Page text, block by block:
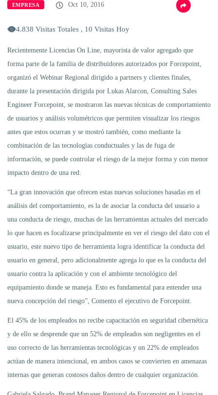
EMPRESA Oct 10, 2016
4.838 Visitas Totales , 10 Visitas Hoy
Recientemente Licencias On Line, mayorista de valor agregado que
forma parte de la familia de distribuidores autorizados por Forcepoint,
organizó el Webinar Regional dirigido a partners y clientes finales,
durante la presentación dirigida por Lukas Alarcon, Consulting Sales
Engineer Forcepoint, se mostraron las nuevas técnicas de comportamiento
de usuarios y análisis volumétricos que permiten visualizar los riesgos
antes que estos ocurran y se mostró también, como mediante la
combinación de las tecnologías conductuales y las de fuga de
información, se puede controlar el riesgo de la mejor forma y con menor
impacto dentro de una red.
“La gran innovación que ofrecen estas nuevas soluciones basadas en el
análisis del comportamiento, es la de asociar la conducta del usuario a
una conducta de riesgo, muchas de las herramientas actuales del mercado
lo que hacen es focalizarse principalmente en ver el riesgo del dato con el
usuario, este nuevo tipo de herramienta logra identificar la conducta del
usuario en general, pero adicionalmente agrega lo que es la conducta del
usuario contra la aplicación y con el ambiente tecnológico del
equipamiento donde se maneja. Esto es fundamental para entender una
nueva concepción del riesgo”, Comento el ejecutivo de Forcepoint.
El 45% de los empleados no recibe capacitación en seguridad cibernética
y de ello se desprende que un 52% de empleados son negligentes en el
uso correcto de las herramientas tecnológicas y un 22% de empleados
actúan de manera intencional, en ambos casos se convierten en amenazas
internas que generan costosos daños dentro de cualquier organización.